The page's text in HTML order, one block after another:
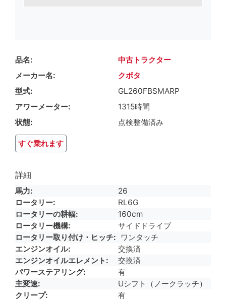
品名
中古トラクター
メーカー名
クボタ
型式
GL260FBSMARP
アワーメーター
1315時間
状態
点検整備済み
すぐ乗れます
詳細
馬力
26
ロータリー
RL6G
ロータリーの耕幅
160cm
ロータリー機構
サイドドライブ
ロータリー取り付け・ヒッチ
ワンタッチ
エンジンオイル
交換済
エンジンオイルエレメント
交換済
パワーステアリング
有
主変速
Uシフト（ノークラッチ）
クリープ
有